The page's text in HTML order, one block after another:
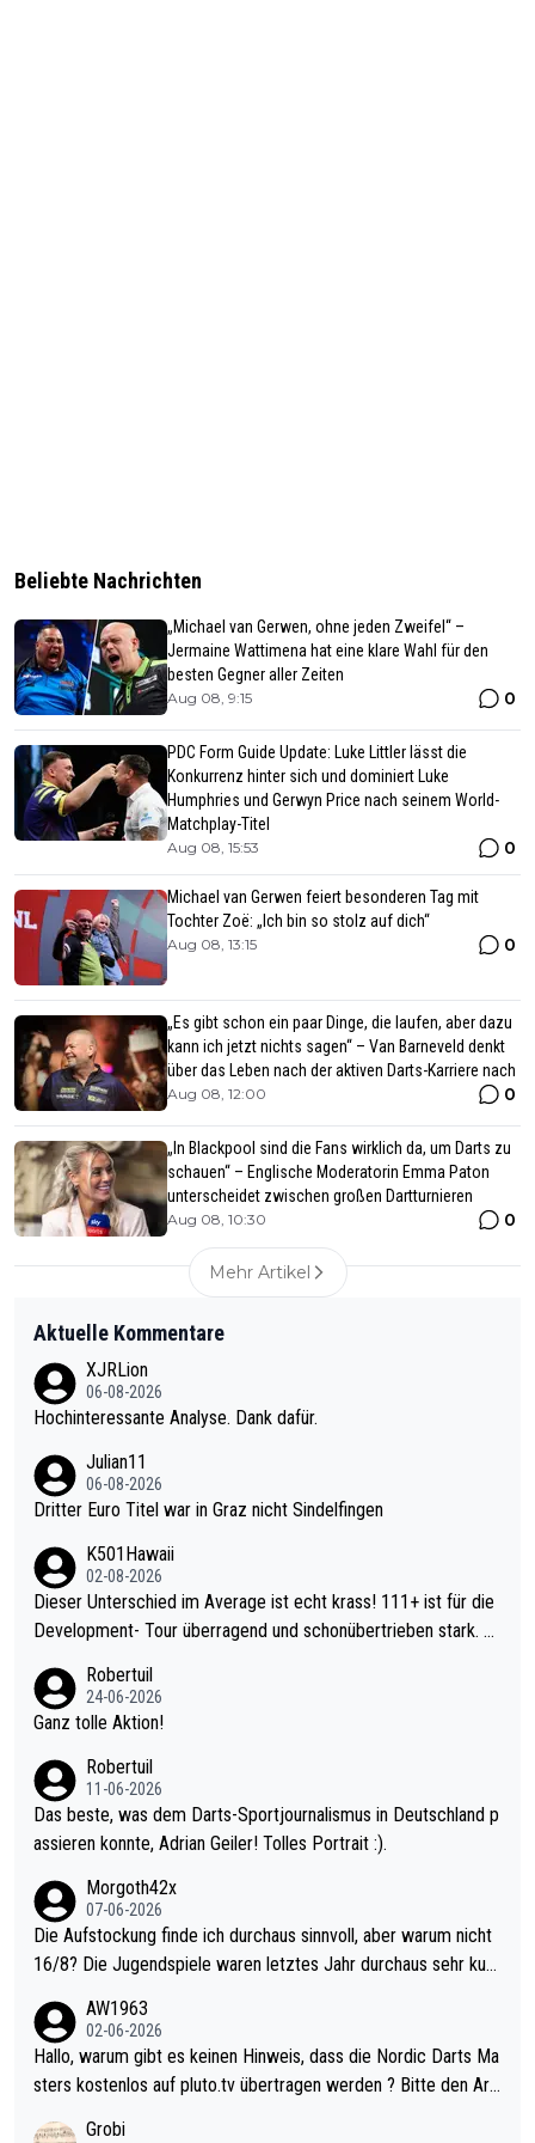
Beliebte Nachrichten
„Michael van Gerwen, ohne jeden Zweifel“ –
Jermaine Wattimena hat eine klare Wahl für den
besten Gegner aller Zeiten
Aug 08, 9:15 0
PDC Form Guide Update: Luke Littler lässt die
Konkurrenz hinter sich und dominiert Luke
Humphries und Gerwyn Price nach seinem World-
Matchplay-Titel
Aug 08, 15:53 0
Michael van Gerwen feiert besonderen Tag mit
Tochter Zoë: „Ich bin so stolz auf dich“
Aug 08, 13:15 0
„Es gibt schon ein paar Dinge, die laufen, aber dazu
kann ich jetzt nichts sagen“ – Van Barneveld denkt
über das Leben nach der aktiven Darts-Karriere nach
Aug 08, 12:00 0
„In Blackpool sind die Fans wirklich da, um Darts zu
schauen“ – Englische Moderatorin Emma Paton
unterscheidet zwischen großen Dartturnieren
Aug 08, 10:30 0
Mehr Artikel
Aktuelle Kommentare
XJRLion
06-08-2026
Hochinteressante Analyse. Dank dafür.
Julian11
06-08-2026
Dritter Euro Titel war in Graz nicht Sindelfingen
K501Hawaii
02-08-2026
Dieser Unterschied im Average ist echt krass! 111+ ist für die
Development- Tour überragend und schonübertrieben stark. U
mal 40+ erst recht. Da gewinnst keinen Blumentopf - ist ja noc
h krasser wie ein Pokalspiel eines Kreisligisten vs einem Bund
Robertuil
24-06-2026
Ganz tolle Aktion!
Robertuil
11-06-2026
Das beste, was dem Darts-Sportjournalismus in Deutschland p
assieren konnte, Adrian Geiler! Tolles Portrait :).
Morgoth42x
07-06-2026
Die Aufstockung finde ich durchaus sinnvoll, aber warum nicht
16/8? Die Jugendspiele waren letztes Jahr durchaus sehr kurz
Allerdings ist Mitchell Lawrie als Nummer 1 der Welt eh qualifi
ziert. Somit ändert die automatische Qualifikation des Weltmei
sters erstmal nichts. Ich denke sie wollen damit für nächstes J
ohl wenig WDF Turniere spielen. Dies war bei Archie Self letzt
AW1963
02-06-2026
Hallo, warum gibt es keinen Hinweis, dass die Nordic Darts Ma
sters kostenlos auf pluto.tv übertragen werden ? Bitte den Arti
Grobi